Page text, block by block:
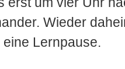
Wieder
Lernpause.